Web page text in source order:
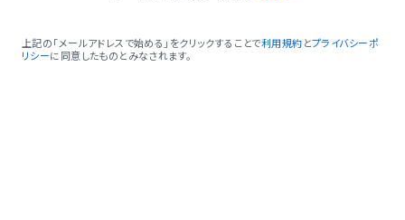
上記の「メールアドレスで始める」をクリックすることで利用規約 とプライバシーポ
リシーに同意したものとみなされます。